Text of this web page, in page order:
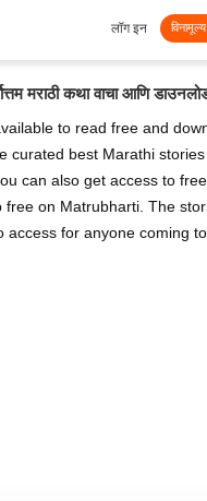
लॉग इन
मराठी कथा वाचा आणि
to read free and
curated best Marathi
can also get access to
free on Matrubharti. The
access for anyone coming